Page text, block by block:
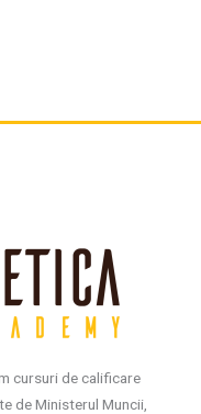
cursuri de calificare
de Ministerul Muncii,